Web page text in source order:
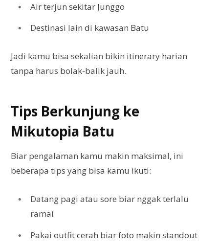
Air terjun sekitar Junggo
Destinasi lain di kawasan Batu
Jadi kamu bisa sekalian bikin itinerary harian
tanpa harus bolak-balik jauh.
Tips Berkunjung ke
Mikutopia Batu
Biar pengalaman kamu makin maksimal, ini
beberapa tips yang bisa kamu ikuti:
Datang pagi atau sore biar nggak terlalu
ramai
Pakai outfit cerah biar foto makin standout